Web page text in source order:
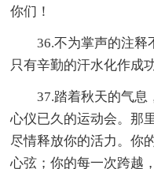
你们！
36.不为掌声的注释
只有辛勤的汗水化作成
37.踏着秋天的气息
心仪已久的运动会。那
尽情释放你的活力。你
心弦；你的每一次跨越